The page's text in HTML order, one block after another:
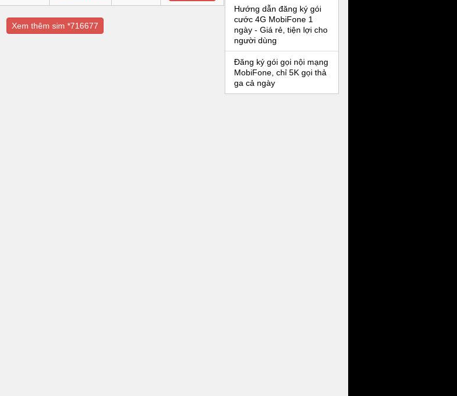
Xem thêm sim *716677
Hướng dẫn đăng ký gói
cước 4G MobiFone 1
ngày - Giá rẻ, tiện lợi cho
người dùng
Đăng ký gói gọi nội mạng
MobiFone, chỉ 5K gọi thả
ga cả ngày